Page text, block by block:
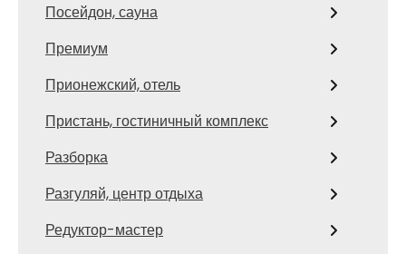
Посейдон, сауна
Премиум
Прионежский, отель
Пристань, гостиничный комплекс
Разборка
Разгуляй, центр отдыха
Редуктор-мастер